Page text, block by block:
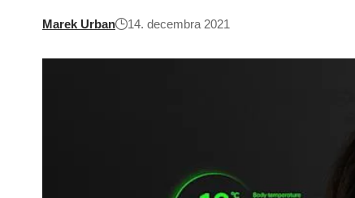
Marek Urban 14. decembra 2021